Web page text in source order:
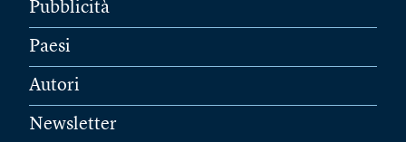
Pubblicità
Paesi
Autori
Newsletter